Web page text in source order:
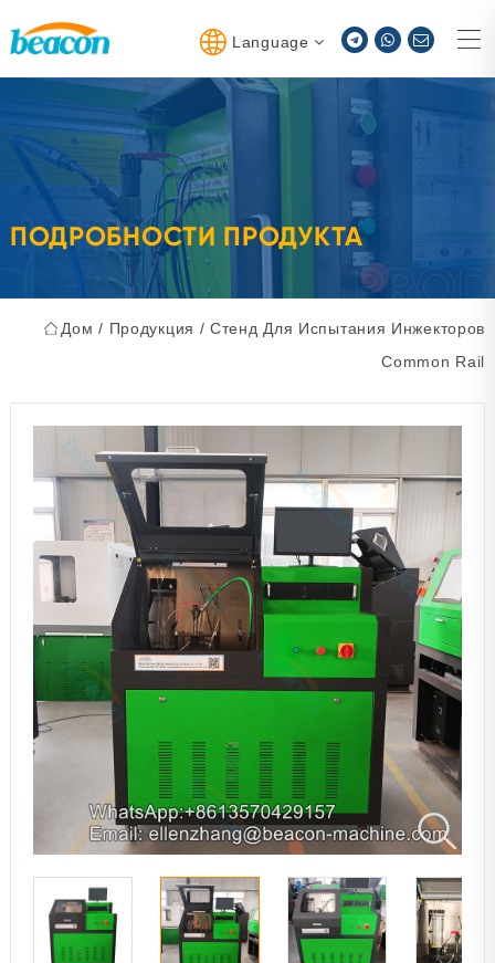
Language
ПОДРОБНОСТИ ПРОДУКТА
Дом / Продукция /Стенд Для Испытания Инжекторов
Common Rail